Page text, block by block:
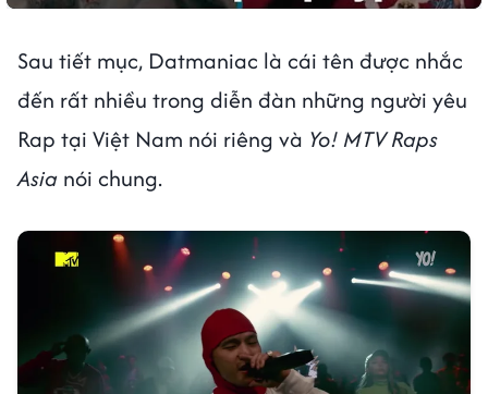
Sau tiết mục, Datmaniac là cái tên được nhắc
đến rất nhiều trong diễn đàn những người yêu
Rap tại Việt Nam nói riêng và Yo! MTV Raps
Asia nói chung.